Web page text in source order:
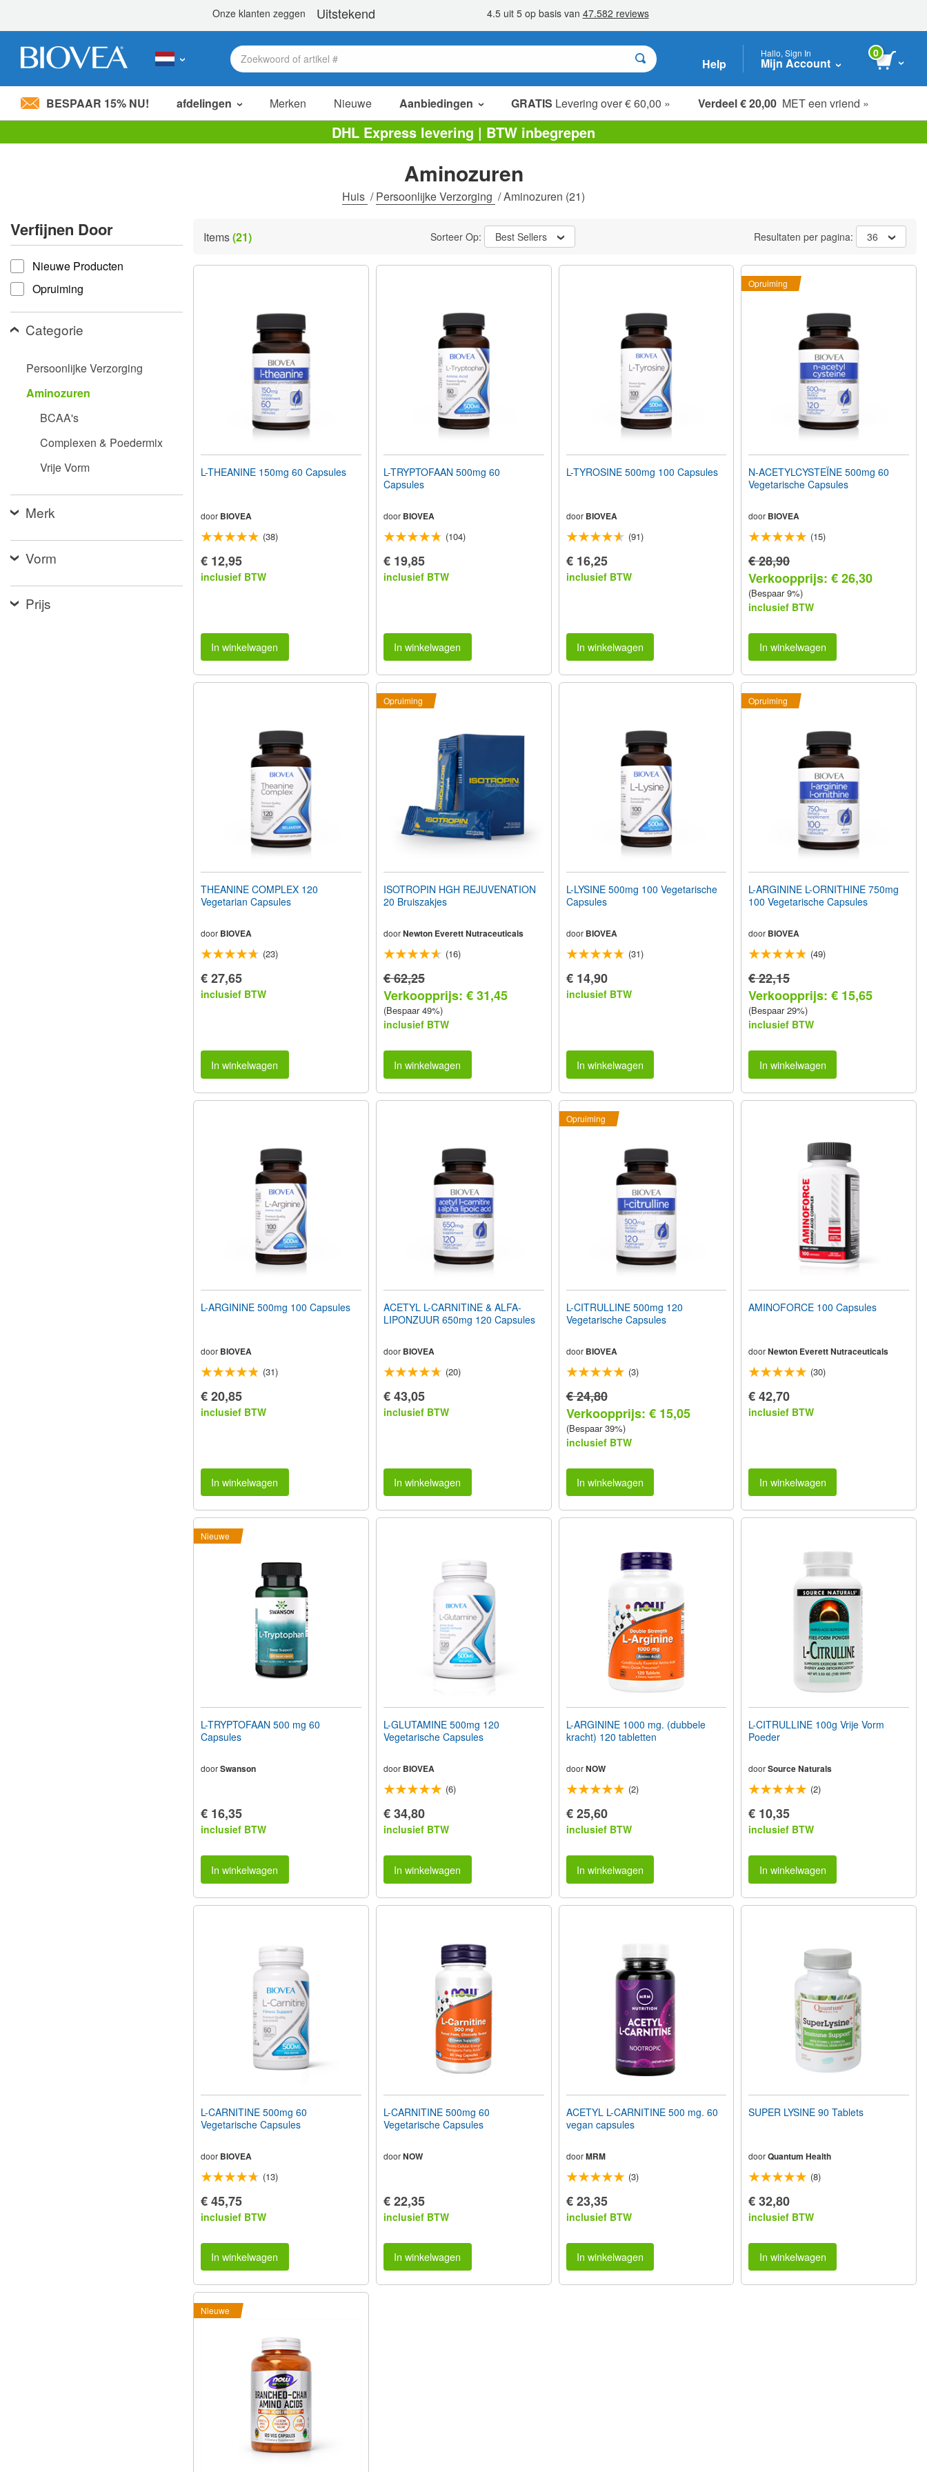
Let
Druk
op
Control-
F11
om
de
aan
slechtzienden
gebruiken;
een
Help
Hallo, Sign In
Mijn Account
0
BESPAAR 15% NU! afdelingen Merken Nieuwe Aanbiedingen GRATIS Levering over € 60,00 » Verdeel € 20,00 MET een vriend »
verkoop items
value packs
opruiming
DHL Express levering | BTW inbegrepen
Aminozuren
Huis /Persoonlijke Verzorging /Aminozuren (21)
Verfijnen Door
verfijnen door
Nieuwe Producten
Opruiming
Categorie
Persoonlijke Verzorging
Aminozuren
BCAA's
Complexen & Poedermix
Vrije Vorm
Merk
Vorm
Prijs
Items(21) Sorteer Op: Best Sellers Resultaten per pagina: 36
L-THEANINE 150mg 60 Capsules
door BIOVEA
(38)
€ 12,95
inclusief BTW
In winkelwagen
L-TRYPTOFAAN 500mg 60
Capsules
door BIOVEA
(104)
€ 19,85
inclusief BTW
In winkelwagen
L-TYROSINE 500mg 100 Capsules
door BIOVEA
(91)
€ 16,25
inclusief BTW
In winkelwagen
Opruiming
N-ACETYLCYSTEÏNE 500mg 60
Vegetarische Capsules
door BIOVEA
(15)
€ 28,90
Verkoopprijs: € 26,30
(Bespaar 9%)
inclusief BTW
In winkelwagen
THEANINE COMPLEX 120
Vegetarian Capsules
door BIOVEA
(23)
€ 27,65
inclusief BTW
In winkelwagen
Opruiming
ISOTROPIN HGH REJUVENATION
20 Bruiszakjes
doorNewton Everett Nutraceuticals
(16)
€ 62,25
Verkoopprijs: € 31,45
(Bespaar 49%)
inclusief BTW
In winkelwagen
L-LYSINE 500mg 100 Vegetarische
Capsules
door BIOVEA
(31)
€ 14,90
inclusief BTW
In winkelwagen
Opruiming
L-ARGININE L-ORNITHINE 750mg
100 Vegetarische Capsules
door BIOVEA
(49)
€ 22,15
Verkoopprijs: € 15,65
(Bespaar 29%)
inclusief BTW
In winkelwagen
L-ARGININE 500mg 100 Capsules
door BIOVEA
(31)
€ 20,85
inclusief BTW
In winkelwagen
ACETYL L-CARNITINE & ALFA-
LIPONZUUR 650mg 120 Capsules
door BIOVEA
(20)
€ 43,05
inclusief BTW
In winkelwagen
Opruiming
L-CITRULLINE 500mg 120
Vegetarische Capsules
door BIOVEA
(3)
€ 24,80
Verkoopprijs: € 15,05
(Bespaar 39%)
inclusief BTW
In winkelwagen
AMINOFORCE 100 Capsules
doorNewton Everett Nutraceuticals
(30)
€ 42,70
inclusief BTW
In winkelwagen
Nieuwe
L-TRYPTOFAAN 500 mg 60
Capsules
doorSwanson
€ 16,35
inclusief BTW
In winkelwagen
L-GLUTAMINE 500mg 120
Vegetarische Capsules
door BIOVEA
(6)
€ 34,80
inclusief BTW
In winkelwagen
L-ARGININE 1000 mg. (dubbele
kracht) 120 tabletten
door NOW
(2)
€ 25,60
inclusief BTW
In winkelwagen
L-CITRULLINE 100g Vrije Vorm
Poeder
doorSource Naturals
(2)
€ 10,35
inclusief BTW
In winkelwagen
L-CARNITINE 500mg 60
Vegetarische Capsules
door BIOVEA
(13)
€ 45,75
inclusief BTW
In winkelwagen
L-CARNITINE 500mg 60
Vegetarische Capsules
doorNOW
€ 22,35
inclusief BTW
In winkelwagen
ACETYL L-CARNITINE 500 mg. 60
vegan capsules
door MRM
(3)
€ 23,35
inclusief BTW
In winkelwagen
SUPER LYSINE 90 Tablets
doorQuantum Health
(8)
€ 32,80
inclusief BTW
In winkelwagen
Nieuwe